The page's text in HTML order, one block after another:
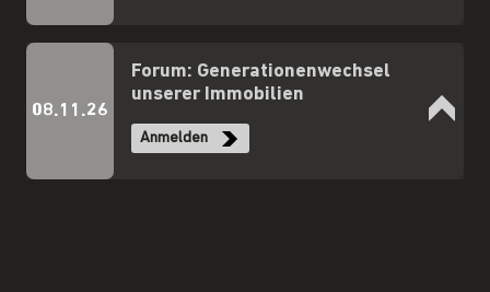
08.11.26
Forum: Generationenwechsel
unserer Immobilien
Anmelden